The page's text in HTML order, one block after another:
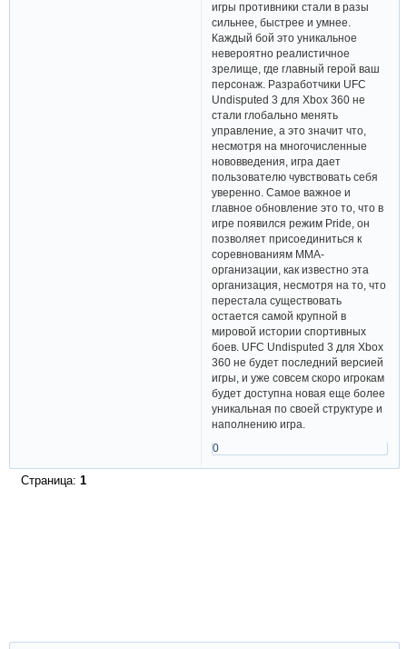
игры противники стали в разы
сильнее, быстрее и умнее.
Каждый бой это уникальное
невероятно реалистичное
зрелище, где главный герой ваш
персонаж. Разработчики UFC
Undisputed 3 для Xbox 360 не
стали глобально менять
управление, а это значит что,
несмотря на многочисленные
нововведения, игра дает
пользователю чувствовать себя
уверенно. Самое важное и
главное обновление это то, что в
игре появился режим Pride, он
позволяет присоединиться к
соревнованиям ММА-
организации, как известно эта
организация, несмотря на то, что
перестала существовать
остается самой крупной в
мировой истории спортивных
боев. UFC Undisputed 3 для Xbox
360 не будет последний версией
игры, и уже совсем скоро игрокам
будет доступна новая еще более
уникальная по своей структуре и
наполнению игра.
0
Страница: 1